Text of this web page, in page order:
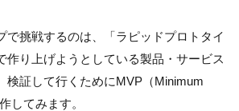
で挑戦するのは、「ラピッドプロトタイ
作り上げようとしている製品・サービス
検証して行くためにMVP（Minimum
してみます。